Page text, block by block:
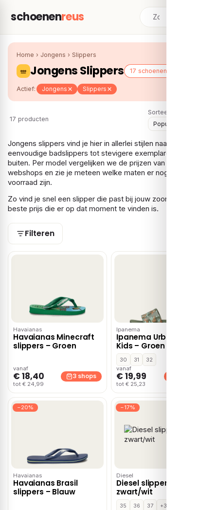
schoenenreus
Home › Jongens › Slippers
Jongens Slippers 17 schoenen
Actief: Jongens Slippers
17 producten
Sorteer:
Jongens slippers vind je hier in allerlei stijlen naast elkaar, van
eenvoudige badslippers tot stevigere exemplaren voor
buiten. Per model vergelijken we de prijzen van meerdere
webshops en zie je meteen welke maten er nog op
voorraad zijn.
Zo vind je snel een slipper die past bij jouw zoon, tegen de
beste prijs die er op dat moment te vinden is.
Filteren
Havaianas
Havaianas Minecraft
slippers – Groen
vanaf
€ 18,40
tot € 24,99
3 shops
Ipanema
Ipanema Urban Slide
Kids – Groen
30 31
32
vanaf
€ 19,99
tot € 25,23
−20%
Havaianas
Havaianas Brasil
slippers – Blauw
−17%
Diesel
Diesel slippers
zwart/wit
35 36 37
+3